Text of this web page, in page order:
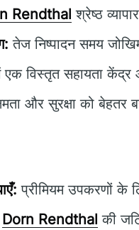
Rendthal श्रेष्ठ
तेज निष्पादन समय
विस्तृत सहायता केंद्र
और सुरक्षा को
प्रीमियम उपकरणों के
Dorn Rendthal की